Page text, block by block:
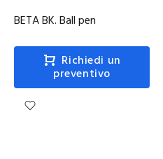
BETA BK. Ball pen
Richiedi un
preventivo